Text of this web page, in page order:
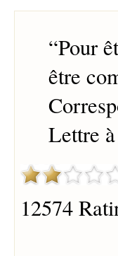
“Pour
être
Lettre
12574